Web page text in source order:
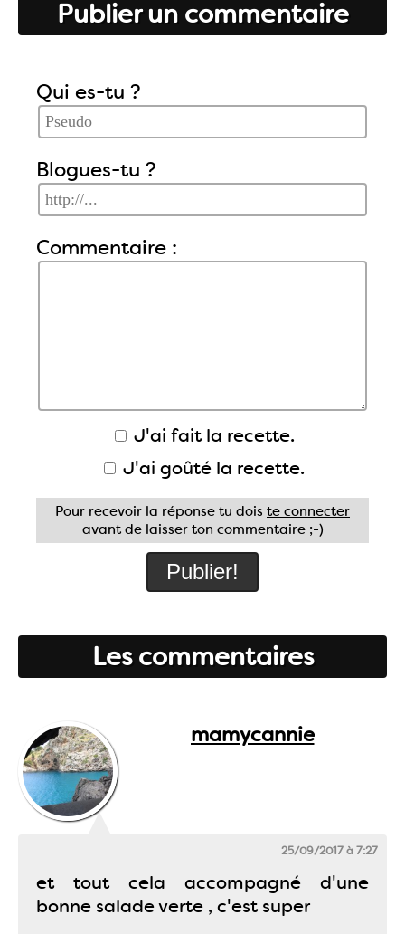
Publier un commentaire
Qui es-tu ?
Blogues-tu ?
Commentaire :
J'ai fait la recette.
J'ai goûté la recette.
Pour recevoir la réponse tu dois te connecter
avant de laisser ton commentaire ;-)
Les commentaires
mamycannie
25/09/2017 à 7:27
et tout cela accompagné d'une
bonne salade verte , c'est super